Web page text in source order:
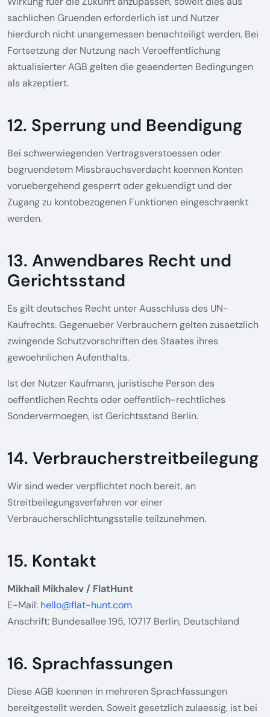
sachlichen Gruenden erforderlich ist und Nutzer
hierdurch nicht unangemessen benachteiligt werden. Bei
Fortsetzung der Nutzung nach Veroeffentlichung
aktualisierter AGB gelten die geaenderten Bedingungen
als akzeptiert.
12. Sperrung und Beendigung
Bei schwerwiegenden Vertragsverstoessen oder
begruendetem Missbrauchsverdacht koennen Konten
voruebergehend gesperrt oder gekuendigt und der
Zugang zu kontobezogenen Funktionen eingeschraenkt
werden.
13. Anwendbares Recht und
Gerichtsstand
Es gilt deutsches Recht unter Ausschluss des UN-
Kaufrechts. Gegenueber Verbrauchern gelten zusaetzlich
zwingende Schutzvorschriften des Staates ihres
gewoehnlichen Aufenthalts.
Ist der Nutzer Kaufmann, juristische Person des
oeffentlichen Rechts oder oeffentlich-rechtliches
Sondervermoegen, ist Gerichtsstand Berlin.
14. Verbraucherstreitbeilegung
Wir sind weder verpflichtet noch bereit, an
Streitbeilegungsverfahren vor einer
Verbraucherschlichtungsstelle teilzunehmen.
15. Kontakt
Mikhail Mikhalev / FlatHunt
E-Mail: hello@flat-hunt.com
Anschrift: Bundesallee 195, 10717 Berlin, Deutschland
16. Sprachfassungen
Diese AGB koennen in mehreren Sprachfassungen
bereitgestellt werden. Soweit gesetzlich zulaessig, ist bei